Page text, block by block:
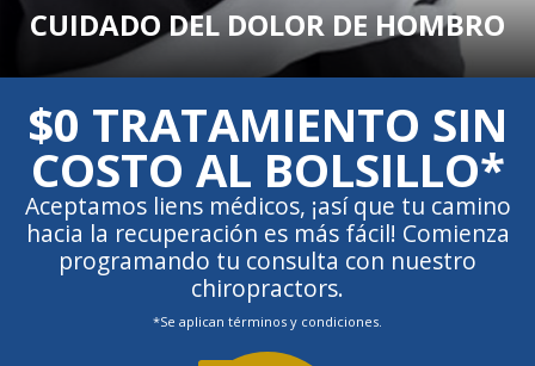
CUIDADO DEL DOLOR DE HOMBRO
$0 TRATAMIENTO SIN
COSTO AL BOLSILLO*
Aceptamos liens médicos, ¡así que tu camino
hacia la recuperación es más fácil! Comienza
programando tu consulta con nuestro
chiropractors.
*Se aplican términos y condiciones.